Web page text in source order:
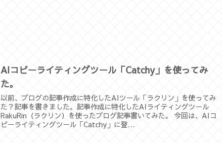
AIコピーライティングツール「Catchy」を使ってみ
た。
以前、ブログの記事作成に特化したAIツール「ラクリン」を使ってみ
た？記事を書きました。記事作成に特化したAIライティングツール
RakuRin（ラクリン）を使ったブログ記事書いてみた。 今回は、AIコ
ピーライティングツール「Catchy」に登...